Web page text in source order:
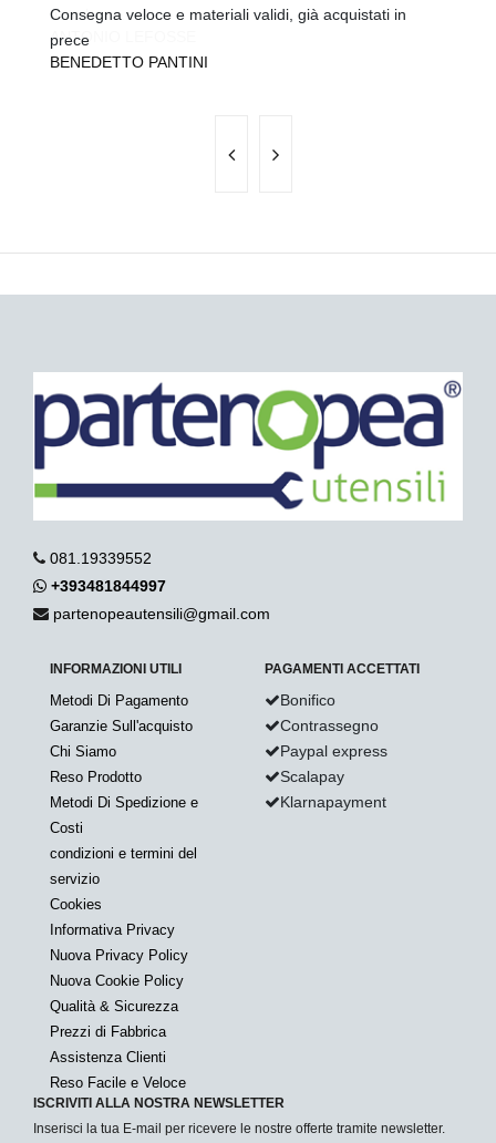
Consegna veloce e materiali validi, già acquistati in
prece
BENEDETTO PANTINI
081.19339552
+393481844997
partenopeautensili@gmail.com
INFORMAZIONI UTILI
Metodi Di Pagamento
Garanzie Sull'acquisto
Chi Siamo
Reso Prodotto
Metodi Di Spedizione e
Costi
condizioni e termini del
servizio
Cookies
Informativa Privacy
Nuova Privacy Policy
Nuova Cookie Policy
Qualità & Sicurezza
Prezzi di Fabbrica
Assistenza Clienti
Reso Facile e Veloce
PAGAMENTI ACCETTATI
Bonifico
Contrassegno
Paypal express
Scalapay
Klarnapayment
ISCRIVITI ALLA NOSTRA NEWSLETTER
Inserisci la tua E-mail per ricevere le nostre offerte tramite newsletter.